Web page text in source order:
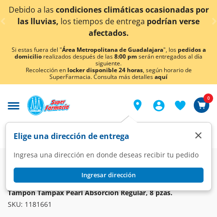
< div class="carousel-inner">
ocasionadas por
podrían verse
¡Ahora también en
conocer
Si estas fuera del "Área Metropolitana de Guadalajara", los pedidos a
domicilio realizados después de las8:00 pm serán entregados al día
siguiente.
Recolección en locker disponible 24 horas, según horario de
SuperFarmacia. Consulta más detallesaquí
Elige una dirección de entrega
Ingresa una dirección en donde deseas recibir tu pedido
Ingresar dirección
×
0
Super Higiene y Belleza
Protección Femenina
Tampones
TAMPAX
Tampón Tampax Pearl Absorción Regular, 8 pzas.
SKU: 1181661